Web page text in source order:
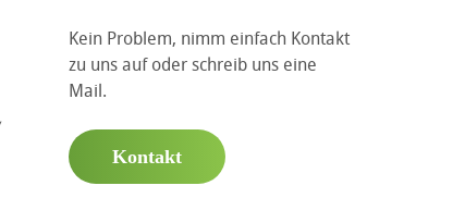
Kein Problem, nimm einfach Kontakt
zu uns auf oder schreib uns eine
Mail.
Kontakt